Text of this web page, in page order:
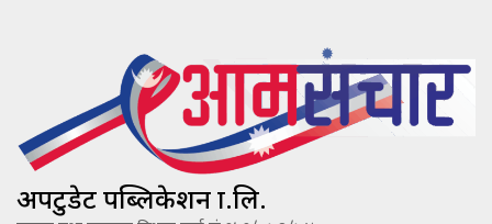
अपटुडेट पब्लिकेशन प्रा.लि.